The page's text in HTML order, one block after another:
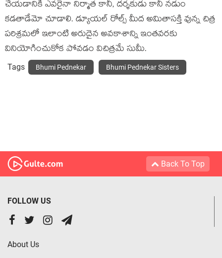
చేయడానికి ఎవరైనా నిర్మాత కానీ, దర్శకుడు కానీ నడుం
కడతాడేమో చూడాలి. డ్యూయల్‍ రోల్స్ మీద అమితాసక్తి వున్న చిత్ర
పరిశ్రమలో ఇలాంటి అరుదైన అవకాశాన్ని ఇంతవరకు
వినియోగించుకోక పోవడం విచిత్రమే సుమీ.
Tags Bhumi Pednekar Bhumi Pednekar Sisters
Back To Top
FOLLOW US
About Us